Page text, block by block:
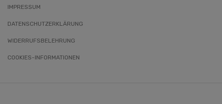
IMPRESSUM
DATENSCHUTZERKLÄRUNG
WIDERRUFSBELEHRUNG
COOKIES-INFORMATIONEN